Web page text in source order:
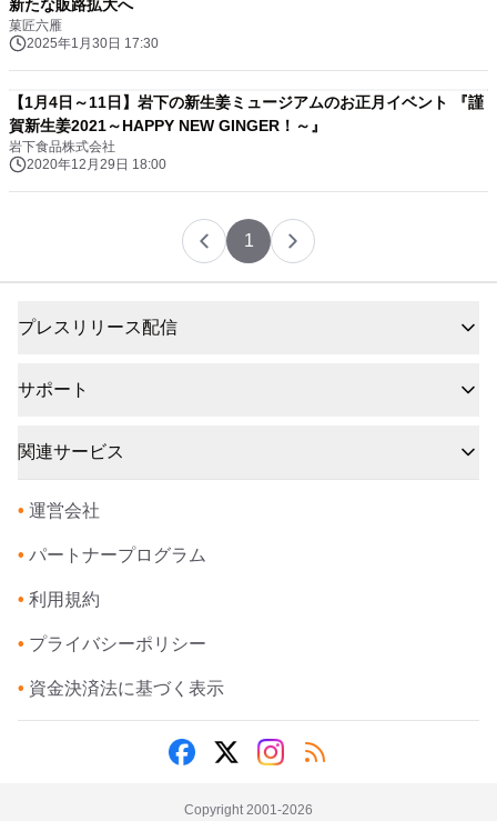
新たな販路拡大へ
菓匠六雁
2025年1月30日 17:30
【1月4日～11日】岩下の新生姜ミュージアムのお正月イベント 『謹
賀新生姜2021～HAPPY NEW GINGER！～』
岩下食品株式会社
2020年12月29日 18:00
1
プレスリリース配信
サポート
関連サービス
• 運営会社
• パートナープログラム
• 利用規約
• プライバシーポリシー
• 資金決済法に基づく表示
Copyright 2001-2026